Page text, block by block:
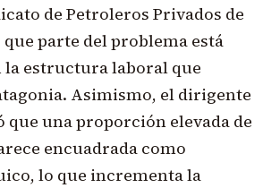
de Petroleros Privados de
parte del problema está
la estructura laboral que
Asimismo, el dirigente
una proporción elevada de
encuadrada como
lo que incrementa la